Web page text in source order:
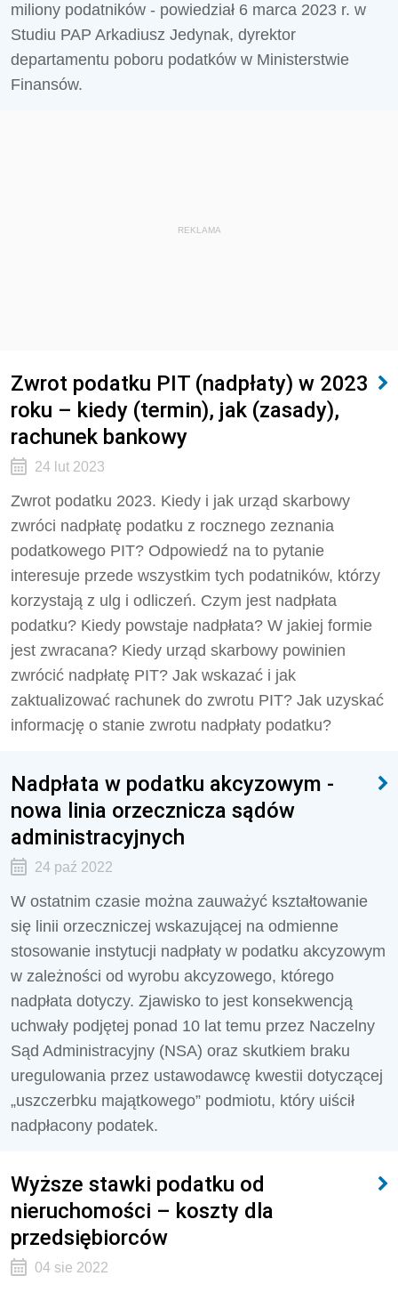
miliony podatników - powiedział 6 marca 2023 r. w
Studiu PAP Arkadiusz Jedynak, dyrektor
departamentu poboru podatków w Ministerstwie
Finansów.
REKLAMA
Zwrot podatku PIT (nadpłaty) w 2023
roku – kiedy (termin), jak (zasady),
rachunek bankowy
24 lut 2023
Zwrot podatku 2023. Kiedy i jak urząd skarbowy
zwróci nadpłatę podatku z rocznego zeznania
podatkowego PIT? Odpowiedź na to pytanie
interesuje przede wszystkim tych podatników, którzy
korzystają z ulg i odliczeń. Czym jest nadpłata
podatku? Kiedy powstaje nadpłata? W jakiej formie
jest zwracana? Kiedy urząd skarbowy powinien
zwrócić nadpłatę PIT? Jak wskazać i jak
zaktualizować rachunek do zwrotu PIT? Jak uzyskać
informację o stanie zwrotu nadpłaty podatku?
Nadpłata w podatku akcyzowym -
nowa linia orzecznicza sądów
administracyjnych
24 paź 2022
W ostatnim czasie można zauważyć kształtowanie
się linii orzeczniczej wskazującej na odmienne
stosowanie instytucji nadpłaty w podatku akcyzowym
w zależności od wyrobu akcyzowego, którego
nadpłata dotyczy. Zjawisko to jest konsekwencją
uchwały podjętej ponad 10 lat temu przez Naczelny
Sąd Administracyjny (NSA) oraz skutkiem braku
uregulowania przez ustawodawcę kwestii dotyczącej
„uszczerbku majątkowego” podmiotu, który uiścił
nadpłacony podatek.
Wyższe stawki podatku od
nieruchomości – koszty dla
przedsiębiorców
04 sie 2022